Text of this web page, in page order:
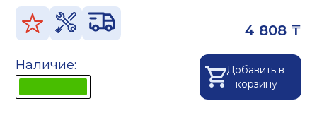
4 808 ₸
Наличие:
Добавить в
корзину